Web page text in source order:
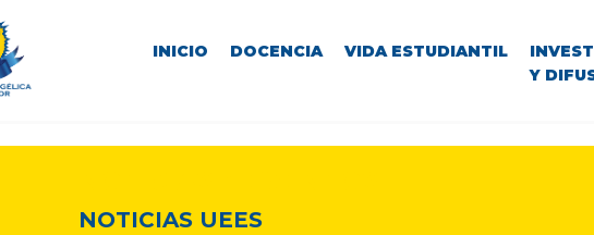
INICIO DOCENCIA VIDA ESTUDIANTIL
Y
NOTICIAS UEES